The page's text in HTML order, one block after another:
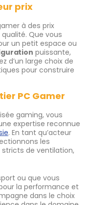
prix
à des prix
Que vous
un petit espace ou
puissante,
d’un large choix de
pour construire
PC Gamer
gaming, vous
expertise reconnue
. En tant qu’acteur
les
de ventilation,
ou que vous
la performance et
dans le choix